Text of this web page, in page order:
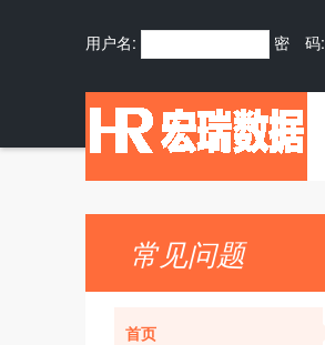
用户名: 密 码:
常见问题
首页